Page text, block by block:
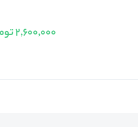
2,600,000 تومان